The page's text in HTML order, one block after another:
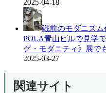
2025-04-18
戦前のモダニズ
POLA青山ビルで見学
グ・モダニティ》展で
2025-03-27
関連サイト